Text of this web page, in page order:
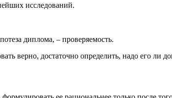
исследований.
диплома, – проверяемость.
верно, достаточно определить, надо его ли